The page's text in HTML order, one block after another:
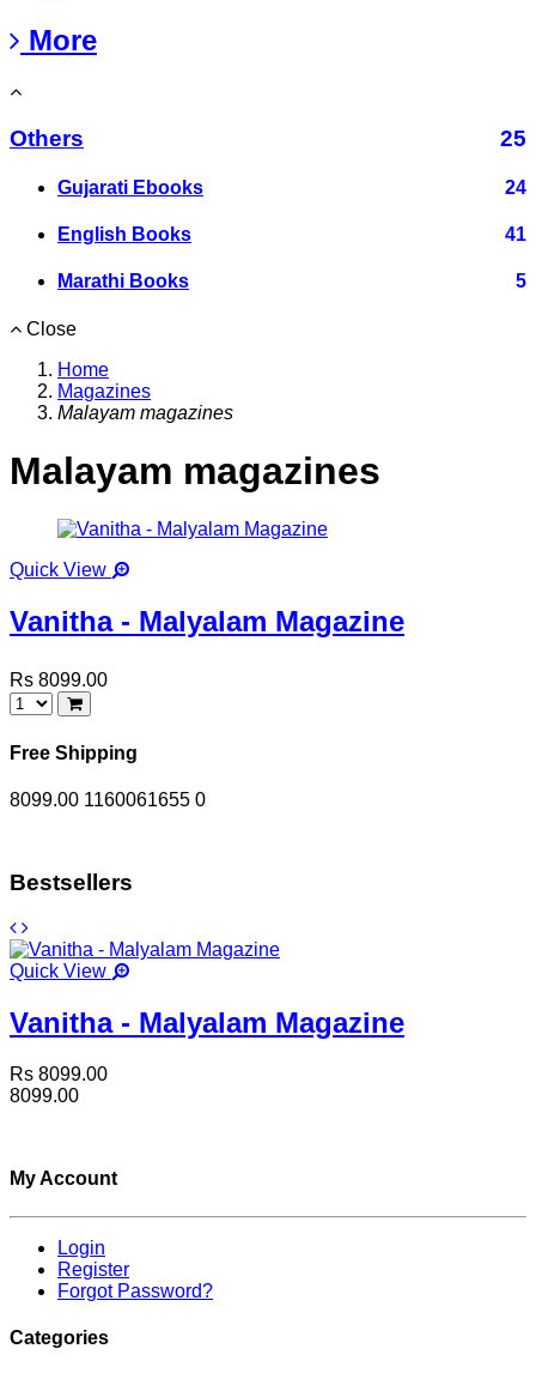
More
Others 25
Gujarati Ebooks 24
English Books 41
Marathi Books 5
Close
Home
Magazines
Malayam magazines
Malayam magazines
Quick View
Vanitha - Malyalam Magazine
Rs 8099.00
Free Shipping
8099.00 1160061655 0
Bestsellers
Quick View
Vanitha - Malyalam Magazine
Rs 8099.00
8099.00
My Account
Login
Register
Forgot Password?
Categories